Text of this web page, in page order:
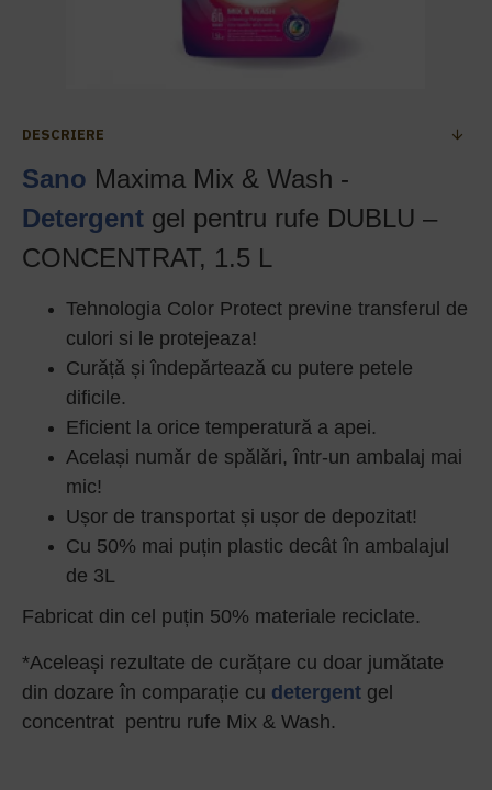
DESCRIERE
Sano Maxima Mix & Wash -
Detergent gel pentru rufe DUBLU –
CONCENTRAT, 1.5 L
Tehnologia Color Protect previne transferul de
culori si le protejeaza!
Curăță și îndepărtează cu putere petele
dificile.
Eficient la orice temperatură a apei.
Același număr de spălări, într-un ambalaj mai
mic!
Ușor de transportat și ușor de depozitat!
Cu 50% mai puțin plastic decât în ambalajul
de 3L
Fabricat din cel puțin 50% materiale reciclate.
*Aceleași rezultate de curățare cu doar jumătate
din dozare în comparație cu detergent gel
concentrat pentru rufe Mix & Wash.